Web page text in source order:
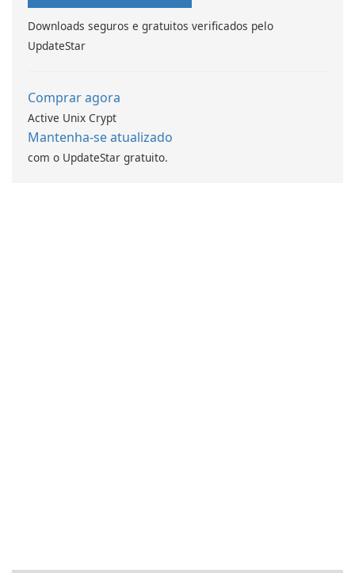
Downloads seguros e gratuitos verificados pelo
UpdateStar
Comprar agora
Active Unix Crypt
Mantenha-se atualizado
com o UpdateStar gratuito.